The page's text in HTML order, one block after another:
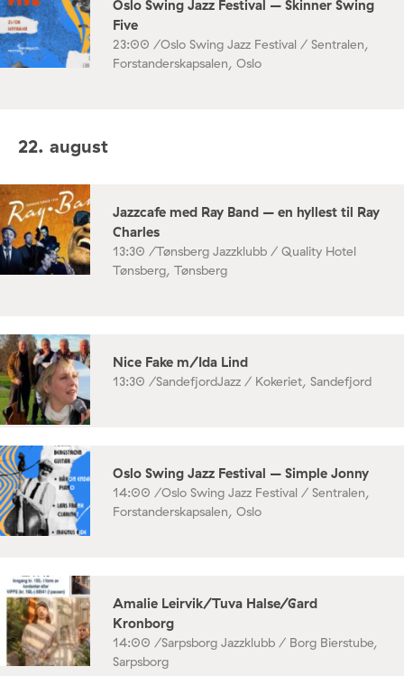
Oslo Swing Jazz Festival – Skinner Swing
Five
23:00 /Oslo Swing Jazz Festival / Sentralen,
Forstanderskapsalen, Oslo
22. august
Jazzcafe med Ray Band – en hyllest til Ray
Charles
13:30 /Tønsberg Jazzklubb / Quality Hotel
Tønsberg, Tønsberg
Nice Fake m/Ida Lind
13:30 /SandefjordJazz / Kokeriet, Sandefjord
Oslo Swing Jazz Festival – Simple Jonny
14:00 /Oslo Swing Jazz Festival / Sentralen,
Forstanderskapsalen, Oslo
Amalie Leirvik/Tuva Halse/Gard
Kronborg
14:00 /Sarpsborg Jazzklubb / Borg Bierstube,
Sarpsborg